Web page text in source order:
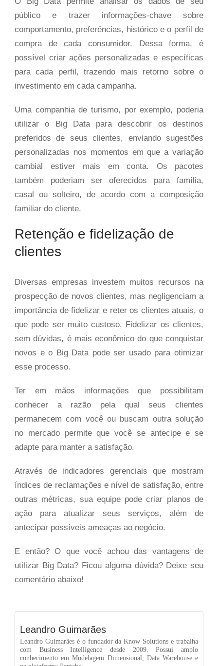
público e trazer informações-chave sobre
comportamento, preferências, histórico e o perfil de
compra de cada consumidor. Dessa forma, é
possível criar ações personalizadas e específicas
para cada perfil, trazendo mais retorno sobre o
investimento em cada campanha.
Uma companhia de turismo, por exemplo, poderia
utilizar o Big Data para descobrir os destinos
preferidos de seus clientes, enviando sugestões
personalizadas nos momentos em que a variação
cambial estiver mais em conta. Os pacotes
também poderiam ser oferecidos para família,
casal ou solteiro, de acordo com a composição
familiar do cliente.
Retenção e fidelização de
clientes
Diversas empresas investem muitos recursos na
prospecção de novos clientes, mas negligenciam a
importância de fidelizar e reter os clientes atuais, o
que pode ser muito custoso. Fidelizar os clientes,
sem dúvidas, é mais econômico do que conquistar
novos e o Big Data pode ser usado para otimizar
esse processo.
Ter em mãos informações que possibilitam
conhecer a razão pela qual seus clientes
permanecem com você ou buscam outra solução
no mercado permite que você se antecipe e se
adapte para manter a satisfação.
Através de indicadores gerenciais que mostram
índices de reclamações e nível de satisfação, entre
outras métricas, sua equipe pode criar planos de
ação para atualizar seus serviços, além de
antecipar possíveis ameaças ao negócio.
E então? O que você achou das vantagens de
utilizar Big Data? Ficou alguma dúvida? Deixe seu
comentário abaixo!
Leandro Guimarães
Leandro Guimarães é o fundador da Know Solutions e trabalha
com Business Intelligence desde 2009. Possui amplo
conhecimento em Modelagem Dimensional, Data Warehouse e